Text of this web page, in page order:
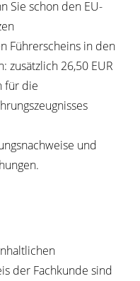
Sie schon den EU-
Führerscheins in den
zusätzlich 26,50 EUR
für die
und
der Fachkunde sind